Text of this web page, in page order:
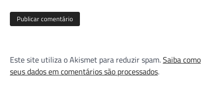
Este site utiliza o Akismet para reduzir spam.Saiba como
seus dados em comentários são processados.